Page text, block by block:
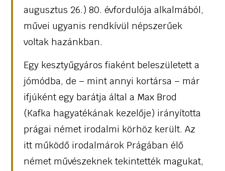
augusztus 26.) 80. évfordulója alkalmából,
művei ugyanis rendkívül népszerűek
voltak hazánkban.
Egy kesztyűgyáros fiaként beleszületett a
jómódba, de – mint annyi kortársa – már
ifjúként egy barátja által a Max Brod
(Kafka hagyatékának kezelője) irányította
prágai német irodalmi körhöz került. Az
itt működő irodalmárok Prágában élő
német művészeknek tekintették magukat,